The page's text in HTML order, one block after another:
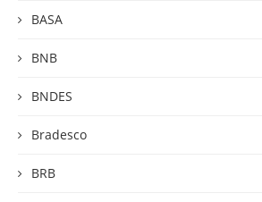
BASA
BNB
BNDES
Bradesco
BRB